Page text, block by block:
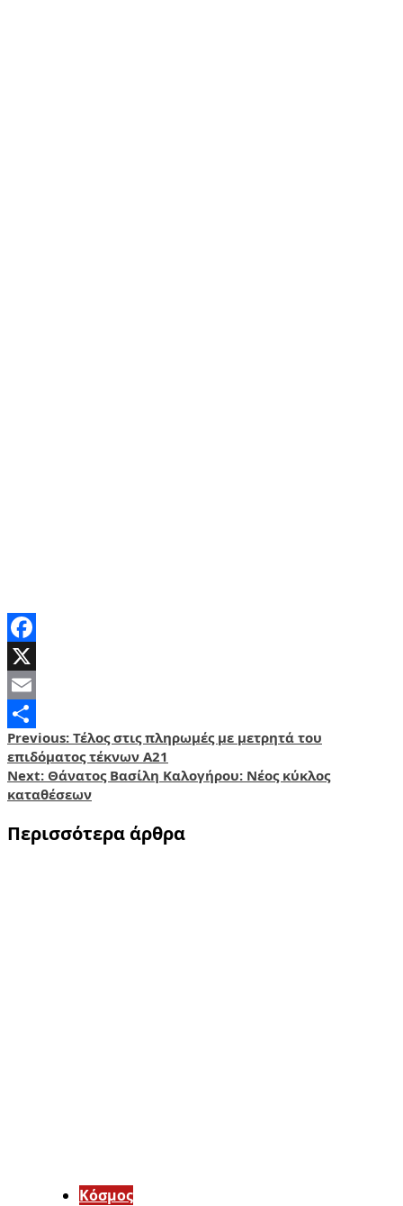
Facebook
X
Email
Share
Post
navigation
Previous: Τέλος στις πληρωμές με μετρητά του
επιδόματος τέκνων Α21
Next: Θάνατος Βασίλη Καλογήρου: Νέος κύκλος
καταθέσεων
Περισσότερα άρθρα
Κόσμος